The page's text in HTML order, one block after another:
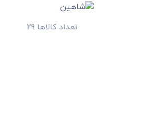
تعداد کالاها 29